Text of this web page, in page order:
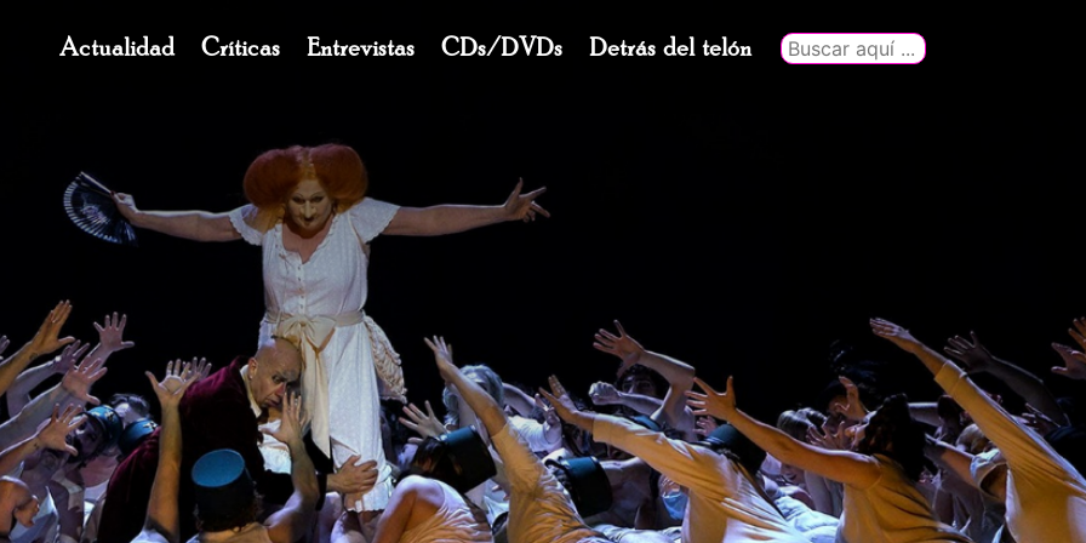
Navegación
Actualidad Críticas Entrevistas CDs/DVDs Detrás del telón
Buscar